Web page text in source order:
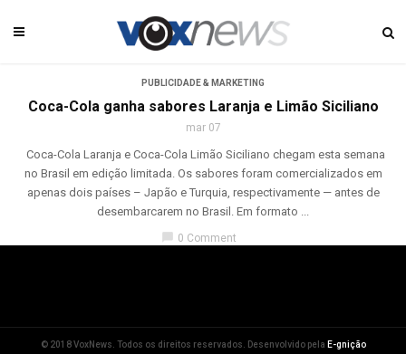
PUBLICIDADE & MARKETING
Coca-Cola ganha sabores Laranja e Limão Siciliano
mar 07
Coca-Cola Laranja e Coca-Cola Limão Siciliano chegam esta semana
no Brasil em edição limitada. Os sabores foram comercializados em
apenas dois países – Japão e Turquia, respectivamente — antes de
desembarcarem no Brasil. Em formato ...
chat_bubble 0 Comment
© 2018 VoxNews. Todos os direitos reservados. Desenvolvido pela E-gnição